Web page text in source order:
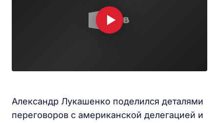
Александр Лукашенко поделился деталями
переговоров с американской делегацией и